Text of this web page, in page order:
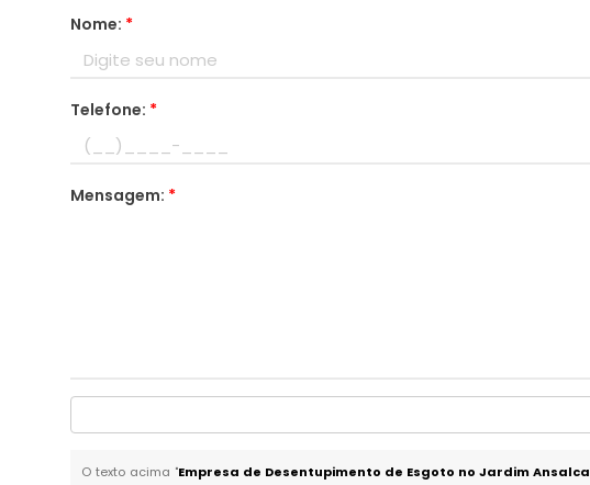
Nome: *
Telefone: *
Mensagem: *
O texto acima "Empresa de Desentupimento de Esgoto no Jardim Ansalca